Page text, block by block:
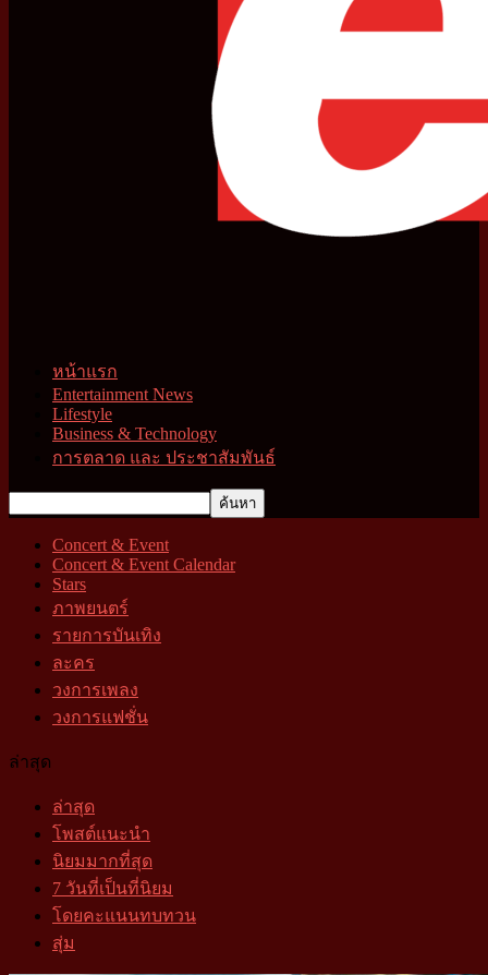
หน้าแรก
Entertainment News
Lifestyle
Business & Technology
การตลาด และ ประชาสัมพันธ์
Concert & Event
Concert & Event Calendar
Stars
ภาพยนตร์
รายการบันเทิง
ละคร
วงการเพลง
วงการแฟชั่น
ล่าสุด
ล่าสุด
โพสต์แนะนำ
นิยมมากที่สุด
7 วันที่เป็นที่นิยม
โดยคะแนนทบทวน
สุ่ม